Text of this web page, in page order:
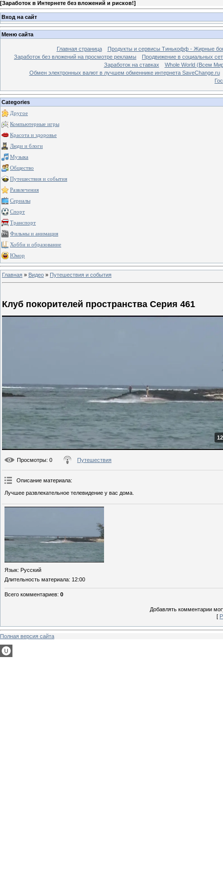
[Заработок в Интернете без вложений и рисков!]
Вход на сайт
Меню сайта
Главная страница
Продукты и сервисы Тинькофф - Жирные
Заработок без вложений на просмотре рекламы
Продвижение в социальных
Заработок на ставках
Whole World (Всем
Обмен электронных валют в лучшем обменнике интернета SaveChange.ru
Categories
Другое
Компьютерные игры
Красота и здоровье
Люди и блоги
Музыка
Общество
Путешествия и события
Развлечения
Сериалы
Спорт
Транспорт
Фильмы и анимация
Хобби и образование
Юмор
Главная » Видео » Путешествия и события
Клуб покорителей пространства Серия 461
Просмотры: 0 Путешествия
Описание материала:
Лучшее развлекательное телевидение у вас дома.
Язык: Русский
Длительность материала: 12:00
Всего комментариев: 0
Добавлять комментарии
[
Полная версия сайта